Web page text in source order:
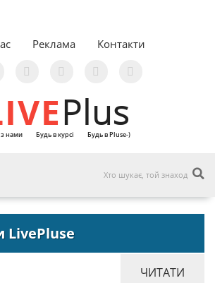
Реклама Контакти
Plus
нами Будь в курсі Будь в Pluse-)
LivePluse